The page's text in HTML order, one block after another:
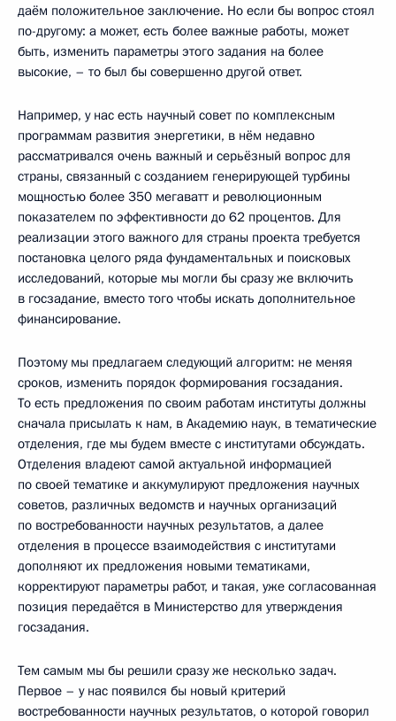
даём положительное заключение. Но если бы вопрос стоял
по-другому: а может, есть более важные работы, может
быть, изменить параметры этого задания на более
высокие, – то был бы совершенно другой ответ.
Например, у нас есть научный совет по комплексным
программам развития энергетики, в нём недавно
рассматривался очень важный и серьёзный вопрос для
страны, связанный с созданием генерирующей турбины
мощностью более 350 мегаватт и революционным
показателем по эффективности до 62 процентов. Для
реализации этого важного для страны проекта требуется
постановка целого ряда фундаментальных и поисковых
исследований, которые мы могли бы сразу же включить
в госзадание, вместо того чтобы искать дополнительное
финансирование.
Поэтому мы предлагаем следующий алгоритм: не меняя
сроков, изменить порядок формирования госзадания.
То есть предложения по своим работам институты должны
сначала присылать к нам, в Академию наук, в тематические
отделения, где мы будем вместе с институтами обсуждать.
Отделения владеют самой актуальной информацией
по своей тематике и аккумулируют предложения научных
советов, различных ведомств и научных организаций
по востребованности научных результатов, а далее
отделения в процессе взаимодействия с институтами
дополняют их предложения новыми тематиками,
корректируют параметры работ, и такая, уже согласованная
позиция передаётся в Министерство для утверждения
госзадания.
Тем самым мы бы решили сразу же несколько задач.
Первое – у нас появился бы новый критерий
востребованности научных результатов, о которой говорил